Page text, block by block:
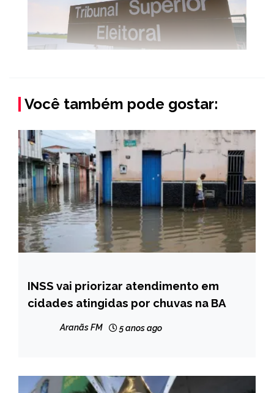
Você também pode gostar:
BRASIL
NOTÍCIAS
INSS vai priorizar atendimento em
cidades atingidas por chuvas na BA
Aranãs FM 5 anos ago